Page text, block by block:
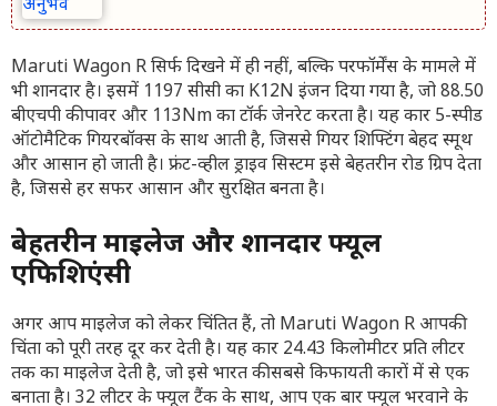
Maruti Wagon R सिर्फ दिखने में ही नहीं, बल्कि परफॉर्मेंस के मामले में
भी शानदार है। इसमें 1197 सीसी का K12N इंजन दिया गया है, जो 88.50
बीएचपी की पावर और 113Nm का टॉर्क जेनरेट करता है। यह कार 5-स्पीड
ऑटोमैटिक गियरबॉक्स के साथ आती है, जिससे गियर शिफ्टिंग बेहद स्मूथ
और आसान हो जाती है। फ्रंट-व्हील ड्राइव सिस्टम इसे बेहतरीन रोड ग्रिप देता
है, जिससे हर सफर आसान और सुरक्षित बनता है।
बेहतरीन माइलेज और शानदार फ्यूल
एफिशिएंसी
अगर आप माइलेज को लेकर चिंतित हैं, तो Maruti Wagon R आपकी
चिंता को पूरी तरह दूर कर देती है। यह कार 24.43 किलोमीटर प्रति लीटर
तक का माइलेज देती है, जो इसे भारत की सबसे किफायती कारों में से एक
बनाता है। 32 लीटर के फ्यूल टैंक के साथ, आप एक बार फ्यूल भरवाने के